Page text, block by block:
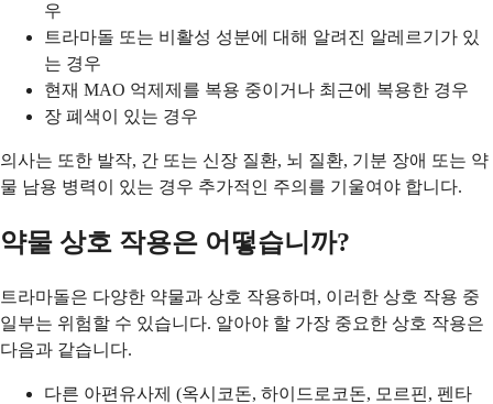
우
트라마돌 또는 비활성 성분에 대해 알려진 알레르기가 있
는 경우
현재 MAO 억제제를 복용 중이거나 최근에 복용한 경우
장 폐색이 있는 경우
의사는 또한 발작, 간 또는 신장 질환, 뇌 질환, 기분 장애 또는 약
물 남용 병력이 있는 경우 추가적인 주의를 기울여야 합니다.
약물 상호 작용은 어떻습니까?
트라마돌은 다양한 약물과 상호 작용하며, 이러한 상호 작용 중
일부는 위험할 수 있습니다. 알아야 할 가장 중요한 상호 작용은
다음과 같습니다.
다른 아편유사제 (옥시코돈, 하이드로코돈, 모르핀, 펜타